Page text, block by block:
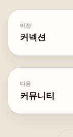
이전
커넥션
다음
커뮤니티